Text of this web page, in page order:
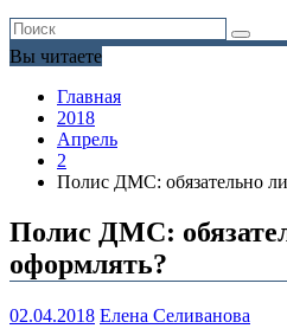
Вы читаете
Главная
2018
Апрель
2
Полис ДМС: обязательно
Полис ДМС:
оформлять?
02.04.2018 Елена Селиванова